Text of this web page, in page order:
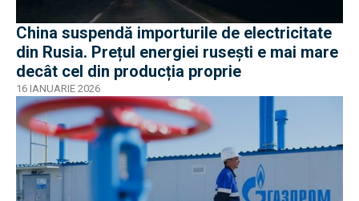
China suspendă importurile de electricitate
din Rusia. Prețul energiei rusești e mai mare
decât cel din producția proprie
16 IANUARIE 2026